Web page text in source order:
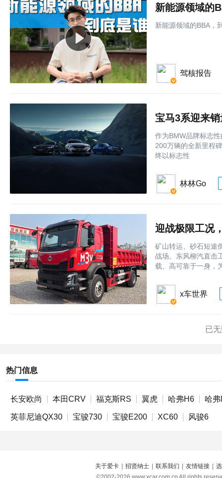
新能源领域的
新能源领域的BBA，
驾核报告
宝马3系迎来
作为BMW品牌标志
200万辆的全新里程
终以标志性
林林Go
迎战极限工况
矿山转运、砂石短途
战场。东风柳汽直击
载、高可靠于一身，
x车世界
已
热门信息
长安欧尚 本田CRV 福克斯RS 翼虎 哈弗H6 哈
英菲尼迪QX30 宝骏730 宝骏E200 XC60 风骏6
关于爱卡 招贤纳士 联系我们 友情链接